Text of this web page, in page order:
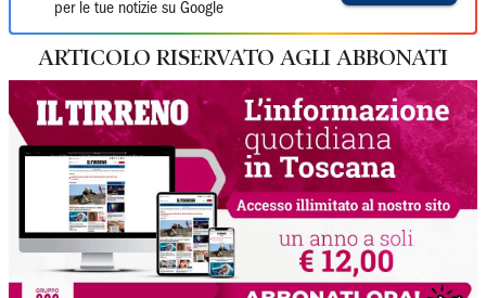
per le tue notizie su Google
ARTICOLO RISERVATO AGLI ABBONATI